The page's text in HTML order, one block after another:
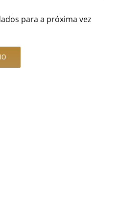
para a próxima vez